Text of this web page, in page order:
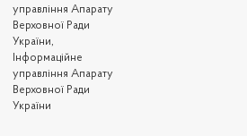
управління Апарату
Верховної Ради
України,
Інформаційне
управління Апарату
Верховної Ради
України